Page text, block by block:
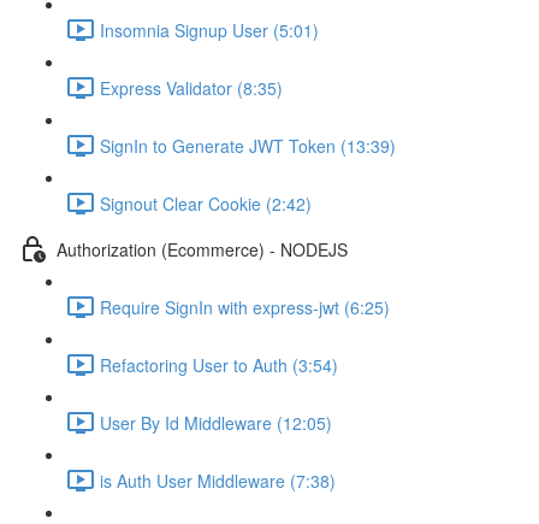
Insomnia Signup User (5:01)
Express Validator (8:35)
SignIn to Generate JWT Token (13:39)
Signout Clear Cookie (2:42)
Authorization (Ecommerce) - NODEJS
Require SignIn with express-jwt (6:25)
Refactoring User to Auth (3:54)
User By Id Middleware (12:05)
is Auth User Middleware (7:38)